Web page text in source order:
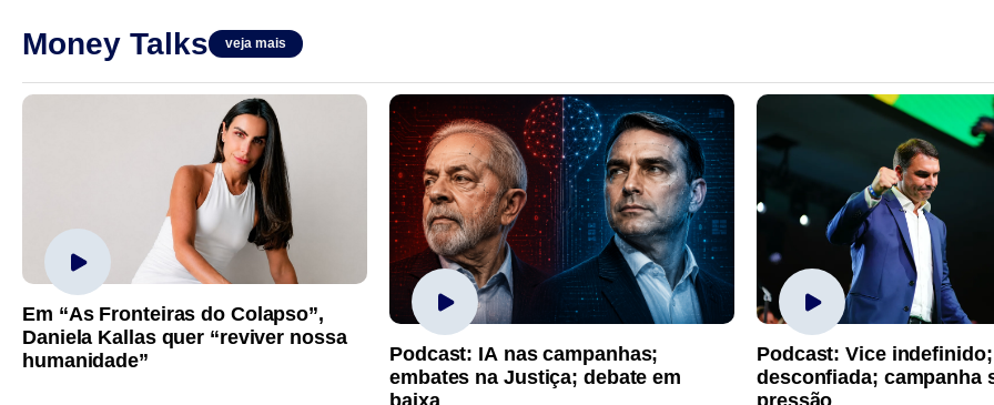
Money Talks veja mais
Em “As Fronteiras do Colapso”,
Daniela Kallas quer “reviver nossa
humanidade”
Podcast: IA nas campanhas;
embates na Justiça; debate em
Podcast: Vice
desconfiada; campanha